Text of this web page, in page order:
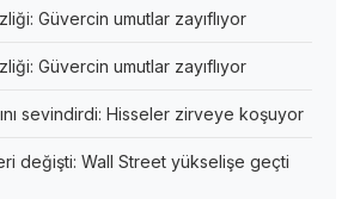
Güvercin umutlar zayıflıyor
Güvercin umutlar zayıflıyor
sevindirdi: Hisseler zirveye koşuyor
değişti: Wall Street yükselişe geçti